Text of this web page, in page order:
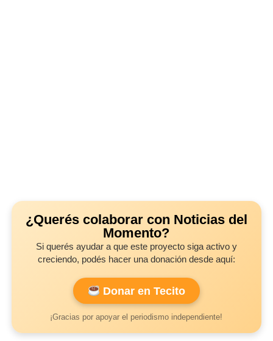
¿Querés colaborar con Noticias del
Momento?
Si querés ayudar a que este proyecto siga activo y
creciendo, podés hacer una donación desde aquí:
Donar en Tecito
¡Gracias por apoyar el periodismo independiente!